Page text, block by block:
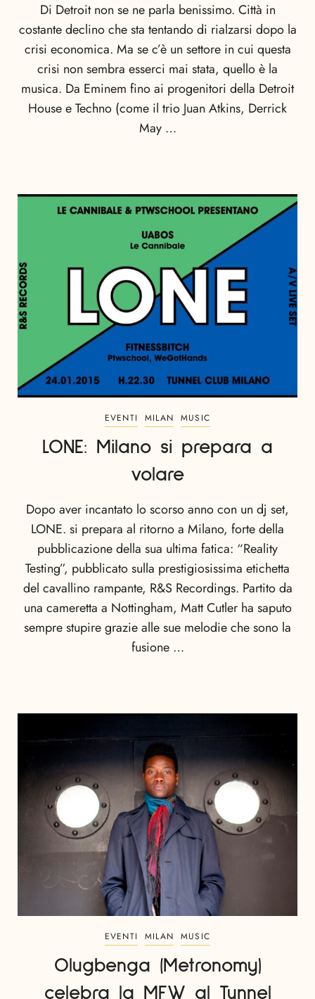
Di Detroit non se ne parla benissimo. Città in
costante declino che sta tentando di rialzarsi dopo la
crisi economica. Ma se c’è un settore in cui questa
crisi non sembra esserci mai stata, quello è la
musica. Da Eminem fino ai progenitori della Detroit
House e Techno (come il trio Juan Atkins, Derrick
May …
EVENTI MILAN MUSIC
LONE: Milano si prepara a
volare
Dopo aver incantato lo scorso anno con un dj set,
LONE. si prepara al ritorno a Milano, forte della
pubblicazione della sua ultima fatica: “Reality
Testing”, pubblicato sulla prestigiosissima etichetta
del cavallino rampante, R&S Recordings. Partito da
una cameretta a Nottingham, Matt Cutler ha saputo
sempre stupire grazie alle sue melodie che sono la
fusione …
EVENTI MILAN MUSIC
Olugbenga (Metronomy)
celebra la MFW al Tunnel